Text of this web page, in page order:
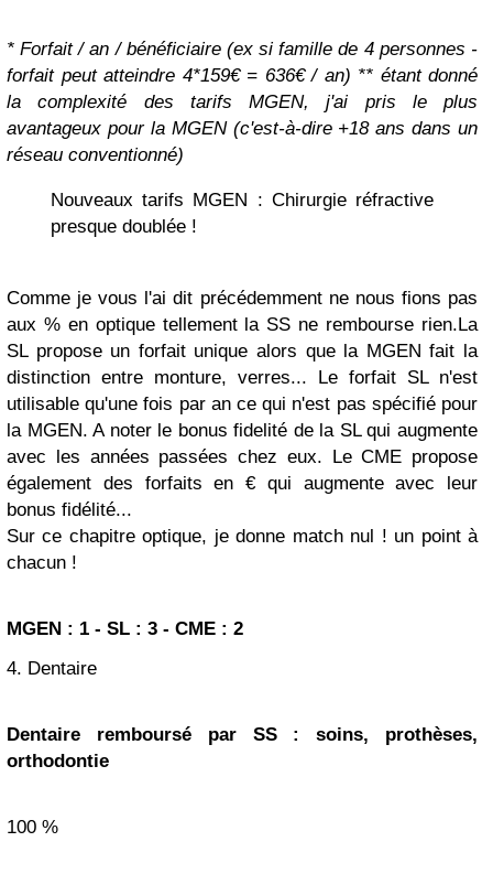
* Forfait / an / bénéficiaire (ex si famille de 4 personnes -
forfait peut atteindre 4*159€ = 636€ / an) ** étant donné
la complexité des tarifs MGEN, j'ai pris le plus
avantageux pour la MGEN (c'est-à-dire +18 ans dans un
réseau conventionné)
Nouveaux tarifs MGEN : Chirurgie réfractive
presque doublée !
Comme je vous l'ai dit précédemment ne nous fions pas
aux % en optique tellement la SS ne rembourse rien.La
SL propose un forfait unique alors que la MGEN fait la
distinction entre monture, verres... Le forfait SL n'est
utilisable qu'une fois par an ce qui n'est pas spécifié pour
la MGEN. A noter le bonus fidelité de la SL qui augmente
avec les années passées chez eux. Le CME propose
également des forfaits en € qui augmente avec leur
bonus fidélité...
Sur ce chapitre optique, je donne match nul ! un point à
chacun !
MGEN : 1 - SL : 3 - CME : 2
4. Dentaire
Dentaire remboursé par SS : soins, prothèses,
orthodontie
100 %